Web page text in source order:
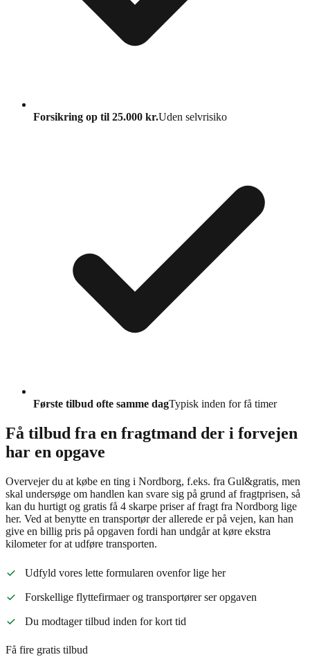
Forsikring op til 25.000 kr.Uden selvrisiko
Første tilbud ofte samme dagTypisk inden for få timer
Få tilbud fra en fragtmand der i forvejen
har en opgave
Overvejer du at købe en ting i Nordborg, f.eks. fra Gul&gratis, men
skal undersøge om handlen kan svare sig på grund af fragtprisen, så
kan du hurtigt og gratis få 4 skarpe priser af fragt fra Nordborg lige
her. Ved at benytte en transportør der allerede er på vejen, kan han
give en billig pris på opgaven fordi han undgår at køre ekstra
kilometer for at udføre transporten.
Udfyld vores lette formularen ovenfor lige her
Forskellige flyttefirmaer og transportører ser opgaven
Du modtager tilbud inden for kort tid
Få fire gratis tilbud